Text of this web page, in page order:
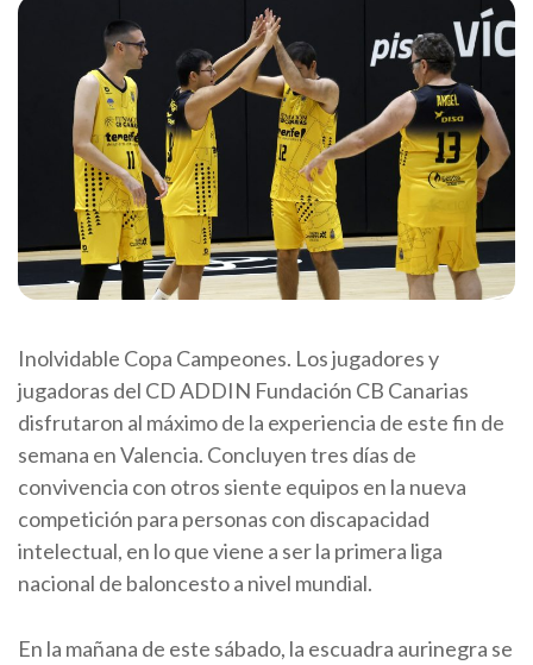
Inolvidable Copa Campeones. Los jugadores y
jugadoras del CD ADDIN Fundación CB Canarias
disfrutaron al máximo de la experiencia de este fin de
semana en Valencia. Concluyen tres días de
convivencia con otros siente equipos en la nueva
competición para personas con discapacidad
intelectual, en lo que viene a ser la primera liga
nacional de baloncesto a nivel mundial.
En la mañana de este sábado, la escuadra aurinegra se